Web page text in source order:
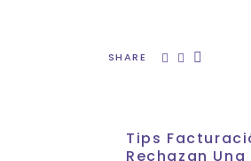
SHARE
Tips
Rechazan